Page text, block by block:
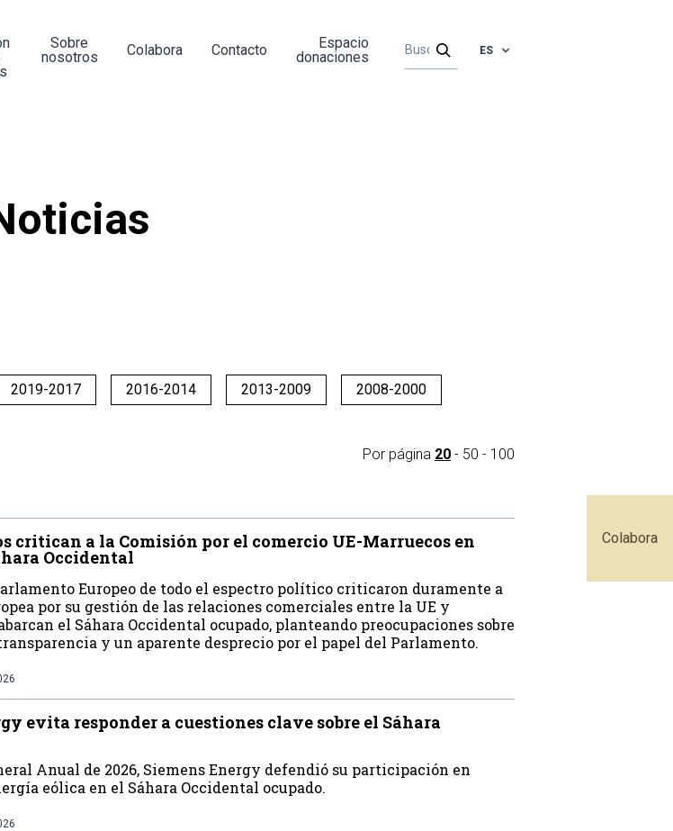
Colabora
Sobre
nosotros
Colabora Contacto
Espacio
donaciones
ES
2019-2017 2016-2014 2013-2009 2008-2000
Por página 20 - 50 - 100
critican a la Comisión por el comercio UE-Marruecos en
Occidental
Europeo de todo el espectro político criticaron duramente a
por su gestión de las relaciones comerciales entre la UE y
el Sáhara Occidental ocupado, planteando preocupaciones sobre
y un aparente desprecio por el papel del Parlamento.
evita responder a cuestiones clave sobre el Sáhara
Anual de 2026, Siemens Energy defendió su participación en
eólica en el Sáhara Occidental ocupado.